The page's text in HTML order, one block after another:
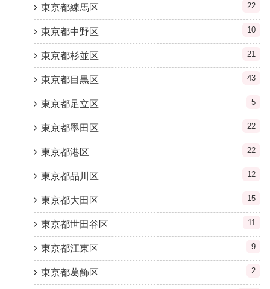
東京都練馬区 22
東京都中野区 10
東京都杉並区 21
東京都目黒区 43
東京都足立区 5
東京都墨田区 22
東京都港区 22
東京都品川区 12
東京都大田区 15
東京都世田谷区 11
東京都江東区 9
東京都葛飾区 2